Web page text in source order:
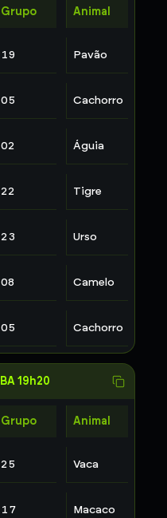
Grupo Animal
19 Pavão
05 Cachorro
02 Águia
22 Tigre
23 Urso
08 Camelo
05 Cachorro
BA 19h20
Grupo Animal
25 Vaca
17 Macaco